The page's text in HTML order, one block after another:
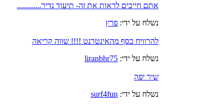
אתם חייבים לראות את זה- תיעוד נדיר............
נשלח על ידי: פרץ
להרוויח כסף מהאינטרנט !!!! שווה קריאה
נשלח על ידי: liranbhr75
שיר יפה
נשלח על ידי: surf4fun